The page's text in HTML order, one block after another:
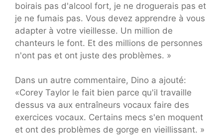
boirais pas d'alcool fort, je ne droguerais pas et
je ne fumais pas. Vous devez apprendre à vous
adapter à votre vieillesse. Un million de
chanteurs le font. Et des millions de personnes
n'ont pas et ont juste des problèmes. »
Dans un autre commentaire, Dino a ajouté:
«Corey Taylor le fait bien parce qu'il travaille
dessus va aux entraîneurs vocaux faire des
exercices vocaux. Certains mecs s'en moquent
et ont des problèmes de gorge en vieillissant. »